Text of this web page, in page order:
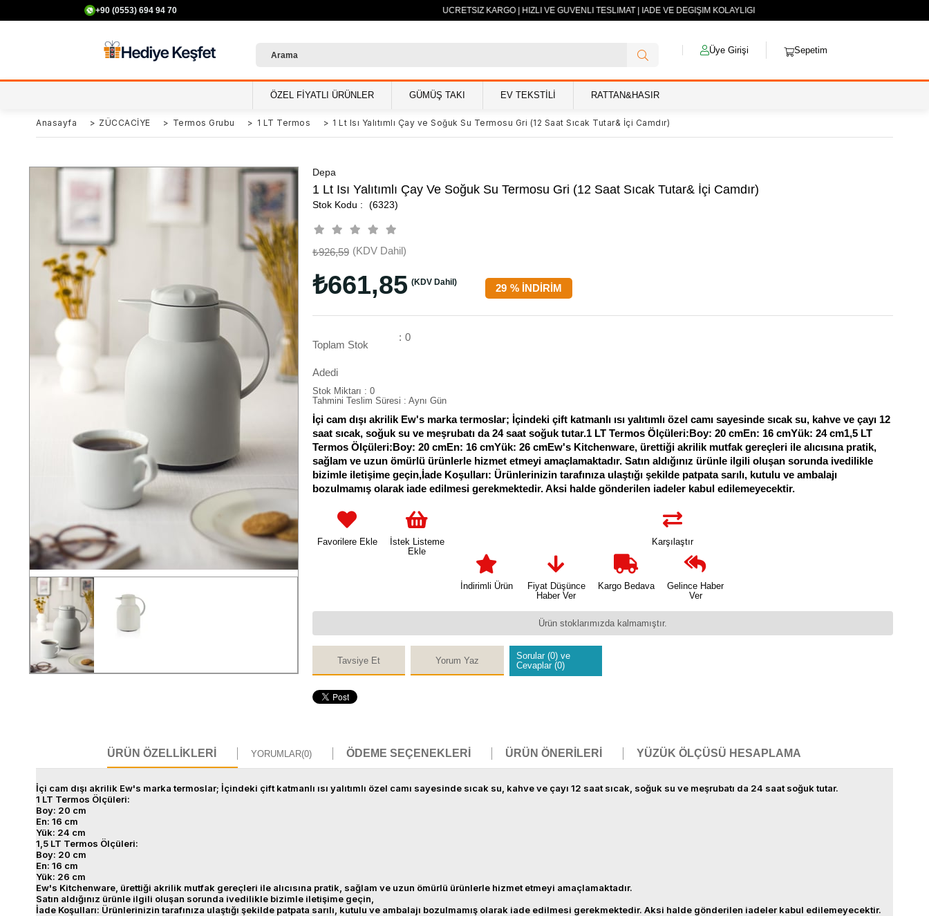
+90 (0553) 694 94 70 500 TL VE ÜZERİ ÜCRETSİZ KARGO | HIZLI VE GÜVENLİ TESLİMAT | İADE VE DEĞİŞİM KOLAYLIĞI
Üye Girişi Sepetim
ÖZEL FİYATLI ÜRÜNLER GÜMÜŞ TAKI EV TEKSTİLİ RATTAN&HASIR
Anasayfa > ZÜCCACİYE > Termos Grubu > 1 LT Termos > 1 Lt Isı Yalıtımlı Çay ve Soğuk Su Termosu Gri (12 Saat Sıcak Tutar& İçi Camdır)
Depa
1 Lt Isı Yalıtımlı Çay Ve Soğuk Su Termosu Gri (12 Saat Sıcak Tutar& İçi Camdır)
(6323)
%
29 İNDIRIM
₺926,59 (KDV Dahil)
₺661,85 (KDV Dahil)
Toplam Stok
Adedi
: 0
Stok Miktarı : 0
Tahmini Teslim Süresi : Aynı Gün
İçi cam dışı akrilik Ew's marka termoslar; İçindeki çift katmanlı ısı yalıtımlı özel camı sayesinde sıcak su, kahve ve çayı 12
saat sıcak, soğuk su ve meşrubatı da 24 saat soğuk tutar.1 LT Termos Ölçüleri:Boy: 20 cmEn: 16 cmYük: 24 cm1,5 LT
Termos Ölçüleri:Boy: 20 cmEn: 16 cmYük: 26 cmEw's Kitchenware, ürettiği akrilik mutfak gereçleri ile alıcısına pratik,
sağlam ve uzun ömürlü ürünlerle hizmet etmeyi amaçlamaktadır. Satın aldığınız ürünle ilgili oluşan sorunda ivedilikle
bizimle iletişime geçin,İade Koşulları: Ürünlerinizin tarafınıza ulaştığı şekilde patpata sarılı, kutulu ve ambalajı
bozulmamış olarak iade edilmesi gerekmektedir. Aksi halde gönderilen iadeler kabul edilemeyecektir.
Favorilere Ekle
İstek Listeme
Ekle
Karşılaştır
İndirimli Ürün
Fiyat Düşünce
Haber Ver
Kargo Bedava
Gelince Haber
Ver
Ürün stoklarımızda kalmamıştır.
Tavsiye Et Yorum Yaz
Sorular (0) ve
Cevaplar (0)
ÜRÜN ÖZELLIKLERI YORUMLAR(0) ÖDEME SEÇENEKLERI ÜRÜN ÖNERILERI YÜZÜK ÖLÇÜSÜ HESAPLAMA
İçi cam dışı akrilik Ew's marka termoslar; İçindeki çift katmanlı ısı yalıtımlı özel camı sayesinde sıcak su, kahve ve çayı 12 saat sıcak, soğuk su ve meşrubatı da 24 saat soğuk tutar.
1 LT Termos Ölçüleri:
Boy: 20 cm
En: 16 cm
Yük: 24 cm
1,5 LT Termos Ölçüleri:
Boy: 20 cm
En: 16 cm
Yük: 26 cm
Ew's Kitchenware, ürettiği akrilik mutfak gereçleri ile alıcısına pratik, sağlam ve uzun ömürlü ürünlerle hizmet etmeyi amaçlamaktadır.
Satın aldığınız ürünle ilgili oluşan sorunda ivedilikle bizimle iletişime geçin,
İade Koşulları: Ürünlerinizin tarafınıza ulaştığı şekilde patpata sarılı, kutulu ve ambalajı bozulmamış olarak iade edilmesi gerekmektedir. Aksi halde gönderilen iadeler kabul edilemeyecektir.